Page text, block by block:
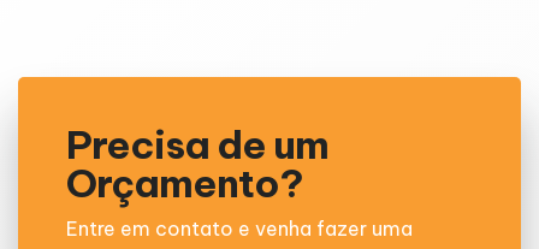
Precisa de um
Orçamento?
Entre em contato e venha fazer uma